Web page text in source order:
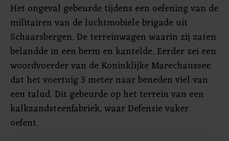
Het ongeval gebeurde tijdens een oefening van de
militairen van de luchtmobiele brigade uit
Schaarsbergen. De terreinwagen waarin zij zaten
belandde in een berm en kantelde. Eerder zei een
woordvoerder van de Koninklijke Marechaussee
dat het voertuig 3 meter naar beneden viel van
een talud. Dit gebeurde op het terrein van een
kalkzandsteenfabriek, waar Defensie vaker
oefent.